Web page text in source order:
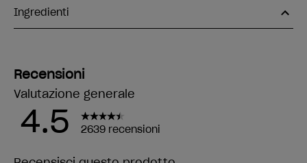
Ingredienti